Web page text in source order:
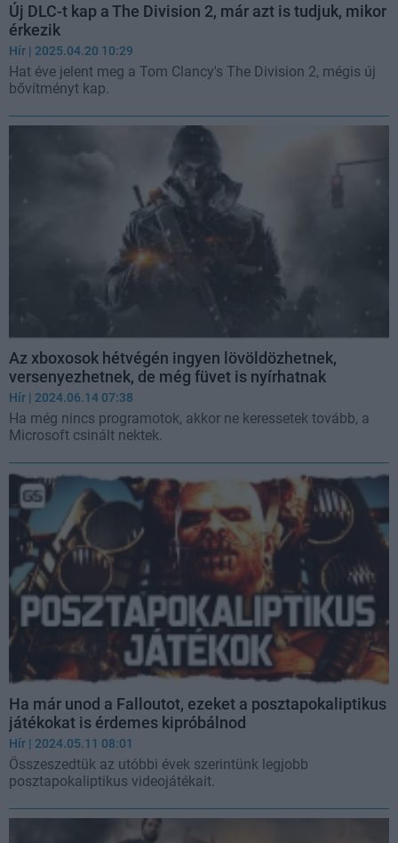
Új DLC-t kap a The Division 2, már azt is tudjuk, mikor
érkezik
Hír | 2025.04.20 10:29
Hat éve jelent meg a Tom Clancy's The Division 2, mégis új
bővítményt kap.
Az xboxosok hétvégén ingyen lövöldözhetnek,
versenyezhetnek, de még füvet is nyírhatnak
Hír | 2024.06.14 07:38
Ha még nincs programotok, akkor ne keressetek tovább, a
Microsoft csinált nektek.
Ha már unod a Falloutot, ezeket a posztapokaliptikus
játékokat is érdemes kipróbálnod
Hír | 2024.05.11 08:01
Összeszedtük az utóbbi évek szerintünk legjobb
posztapokaliptikus videojátékait.